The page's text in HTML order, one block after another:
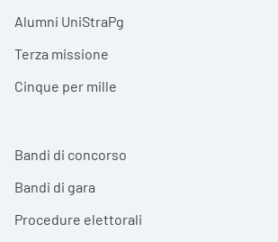
Alumni UniStraPg
Terza missione
Cinque per mille
Bandi di concorso
Bandi di gara
Procedure elettorali